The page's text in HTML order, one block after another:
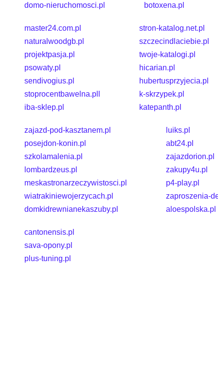
domo-nieruchomosci.pl
botoxena.pl
master24.com.pl
naturalwoodgb.pl
projektpasja.pl
psowaty.pl
sendivogius.pl
stoprocentbawelna.pll
iba-sklep.pl
stron-katalog.net.pl
szczecindlaciebie.pl
twoje-katalogi.pl
hicarian.pl
hubertusprzyjecia.pl
k-skrzypek.pl
katepanth.pl
zajazd-pod-kasztanem.pl
posejdon-konin.pl
szkolamalenia.pl
lombardzeus.pl
meskastronarzeczywistosci.pl
wiatrakiniewojerzycach.pl
domkidrewnianekaszuby.pl
luiks.pl
abt24.pl
zajazdorion.pl
zakupy4u.pl
p4-play.pl
zaproszenia-
aloespolska.pl
cantonensis.pl
sava-opony.pl
plus-tuning.pl